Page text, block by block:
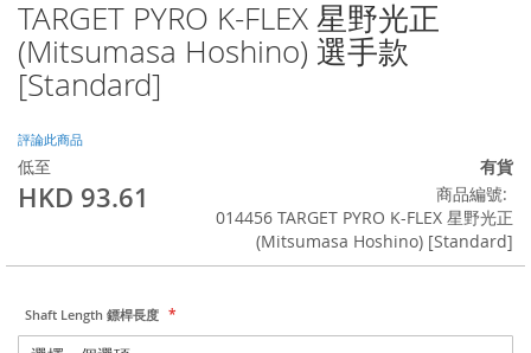
TARGET PYRO K-FLEX 星野光正
(Mitsumasa Hoshino) 選手款
[Standard]
評論此商品
低至
HKD 93.61
有貨
商品編號
014456 TARGET PYRO K-FLEX 星野光正
(Mitsumasa Hoshino) [Standard]
Shaft Length 鏢桿長度
Skip
to
the
beginning
of
the
images
gallery